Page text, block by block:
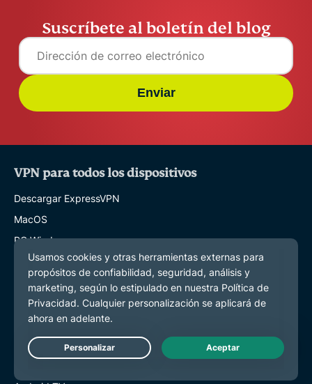
Suscríbete al boletín del blog
Enviar
VPN para todos los dispositivos
Descargar ExpressVPN
MacOS
PC Windows
iOS (iPhone & iPad)
Android
Linux
Routers
Apple TV
Live Chat